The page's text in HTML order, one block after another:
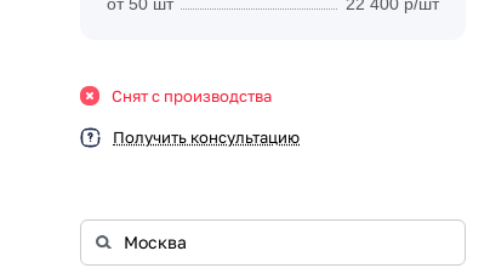
Снят с производства
Получить консультацию